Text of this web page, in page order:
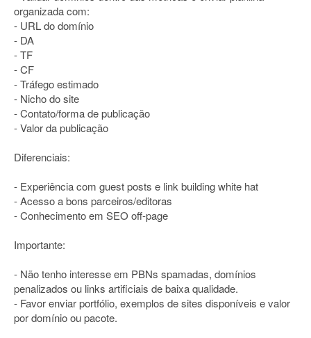
organizada com:
- URL do domínio
- DA
- TF
- CF
- Tráfego estimado
- Nicho do site
- Contato/forma de publicação
- Valor da publicação
Diferenciais:
- Experiência com guest posts e link building white hat
- Acesso a bons parceiros/editoras
- Conhecimento em SEO off-page
Importante:
- Não tenho interesse em PBNs spamadas, domínios
penalizados ou links artificiais de baixa qualidade.
- Favor enviar portfólio, exemplos de sites disponíveis e valor
por domínio ou pacote.